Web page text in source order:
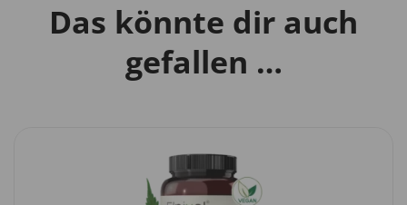
Das könnte dir auch
gefallen …